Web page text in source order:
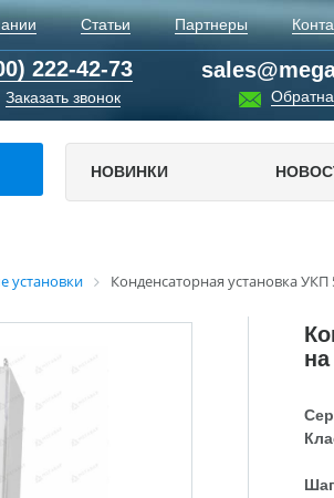
Статьи Партнеры
222-42-73
Заказать звонок
НОВИНКИ
установки Конденсаторная установка